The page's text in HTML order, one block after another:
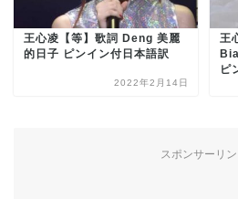
王心凌【等】歌詞 Deng 美麗
的日子 ピンイン付日本語訳
2022年2月14日
王
ピ
スポンサーリン